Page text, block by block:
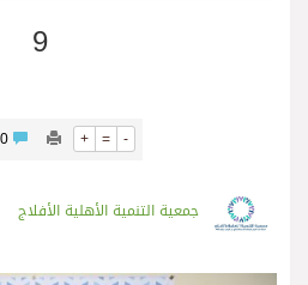
9
+ = -
جمعية التنمية الأهلية الأفلاج